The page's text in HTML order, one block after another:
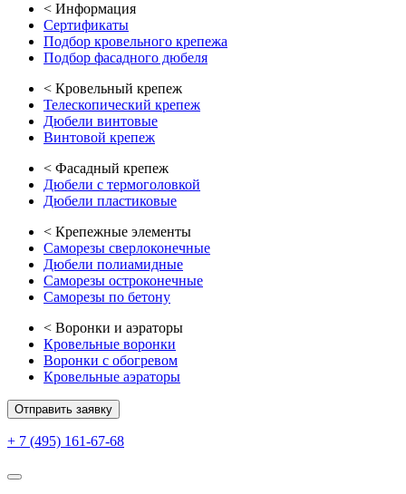
< Информация
Сертификаты
Подбор кровельного крепежа
Подбор фасадного дюбеля
< Кровельный крепеж
Телескопический крепеж
Дюбели винтовые
Винтовой крепеж
< Фасадный крепеж
Дюбели с термоголовкой
Дюбели пластиковые
< Крепежные элементы
Саморезы сверлоконечные
Дюбели полиамидные
Саморезы остроконечные
Саморезы по бетону
< Воронки и аэраторы
Кровельные воронки
Воронки с обогревом
Кровельные аэраторы
Отправить заявку
+ 7 (495) 161-67-68